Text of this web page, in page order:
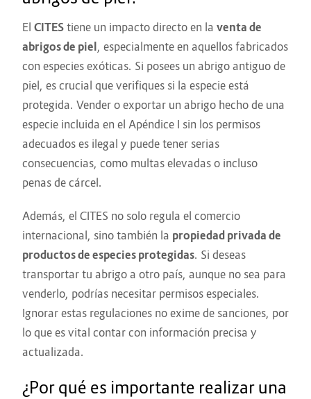
El CITES tiene un impacto directo en la venta de
abrigos de piel , especialmente en aquellos fabricados
con especies exóticas. Si posees un abrigo antiguo de
piel, es crucial que verifiques si la especie está
protegida. Vender o exportar un abrigo hecho de una
especie incluida en el Apéndice I sin los permisos
adecuados es ilegal y puede tener serias
consecuencias, como multas elevadas o incluso
penas de cárcel.
Además, el CITES no solo regula el comercio
internacional, sino también la propiedad privada de
productos de especies protegidas. Si deseas
transportar tu abrigo a otro país, aunque no sea para
venderlo, podrías necesitar permisos especiales.
Ignorar estas regulaciones no exime de sanciones, por
lo que es vital contar con información precisa y
actualizada.
¿Por qué es importante realizar una